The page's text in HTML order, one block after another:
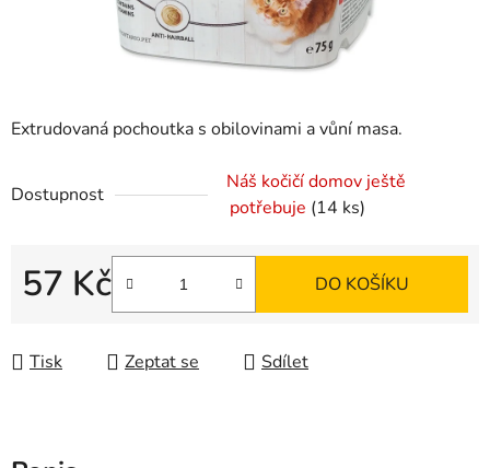
Extrudovaná pochoutka s obilovinami a vůní masa.
Dostupnost
Náš kočičí domov ještě
potřebuje (14 ks)
57 Kč
Měrná cena:
DO KOŠÍKU
Tisk Zeptat se Sdílet